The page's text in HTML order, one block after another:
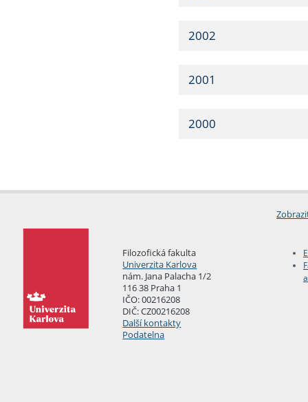
2002
2001
2000
Filozofická fakulta
Univerzita Karlova
nám. Jana Palacha 1/2
116 38 Praha 1
IČO: 00216208
DIČ: CZ00216208
Další kontakty
Podatelna